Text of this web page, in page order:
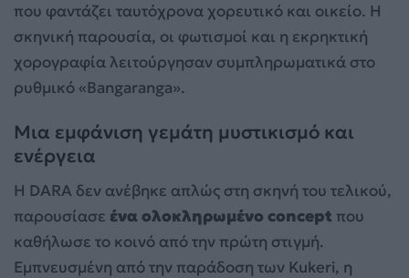
που φαντάζει ταυτόχρονα χορευτικό και οικείο. Η
σκηνική παρουσία, οι φωτισμοί και η εκρηκτική
χορογραφία λειτούργησαν συμπληρωματικά στο
ρυθμικό «Bangaranga».
Μια εμφάνιση γεμάτη μυστικισμό και
ενέργεια
Η DARA δεν ανέβηκε απλώς στη σκηνή του τελικού,
παρουσίασε ένα ολοκληρωμένο concept που
καθήλωσε το κοινό από την πρώτη στιγμή.
Εμπνευσμένη από την παράδοση των Kukeri, η